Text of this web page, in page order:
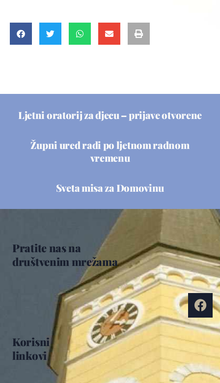
Ljetni oratorij za djecu – prijave otvorene
Župni ured radi po ljetnom radnom
vremenu
Sveta misa za Domovinu
Korisni
linkovi
Pratite nas na
društvenim mrežama